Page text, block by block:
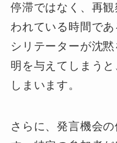
停滞ではなく、再
われている時間で
シリテーターが沈
明を与えてしまう
しまいます。
さらに、発言機会